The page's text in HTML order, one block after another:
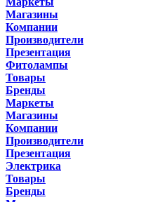
Магазины
Компании
Производители
Презентация
Фитолампы
Товары
Бренды
Маркеты
Магазины
Компании
Производители
Презентация
Электрика
Товары
Бренды